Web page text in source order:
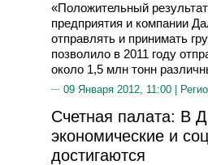
«Положительный
предприятия и компании
отправлять и принимать
позволило в 2011 году
около 1,5 млн тонн
09 Января 2012, 11:00 |
Счетная палата: В
экономические и
достигаются